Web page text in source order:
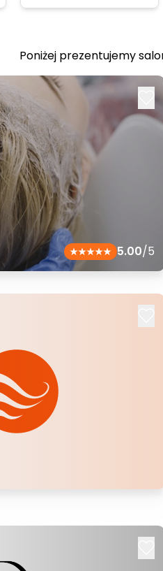
Poniżej prezentujemy
5.00/5